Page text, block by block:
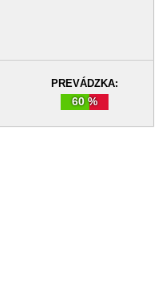
PREVÁDZKA:
60 %